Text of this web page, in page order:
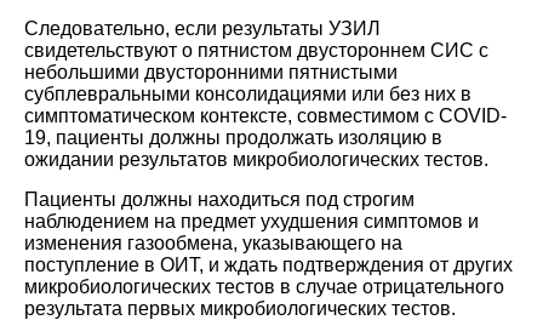
Следовательно, если результаты УЗИЛ
свидетельствуют о пятнистом двустороннем СИС с
небольшими двусторонними пятнистыми
субплевральными консолидациями или без них в
симптоматическом контексте, совместимом с COVID-
19, пациенты должны продолжать изоляцию в
ожидании результатов микробиологических тестов.
Пациенты должны находиться под строгим
наблюдением на предмет ухудшения симптомов и
изменения газообмена, указывающего на
поступление в ОИТ, и ждать подтверждения от других
микробиологических тестов в случае отрицательного
результата первых микробиологических тестов.